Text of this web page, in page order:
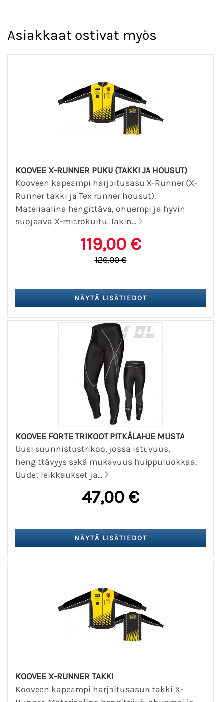
Asiakkaat ostivat myös
KOOVEE X-RUNNER PUKU (TAKKI JA HOUSUT)
Kooveen kapeampi harjoitusasu X-Runner (X-
Runner takki ja Tex runner housut).
Materiaalina hengittävä, ohuempi ja hyvin
suojaava X-microkuitu. Takin...
119,00 €
126,00 €
KOOVEE FORTE TRIKOOT PITKÄLAHJE MUSTA
Uusi suunnistustrikoo, jossa istuvuus,
hengittävyys sekä mukavuus huippuluokkaa.
Uudet leikkaukset ja...
47,00 €
KOOVEE X-RUNNER TAKKI
Kooveen kapeampi harjoitusasun takki X-